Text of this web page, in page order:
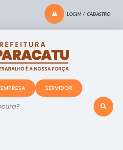
LOGIN / CADASTRO
EMPRESA SERVIDOR